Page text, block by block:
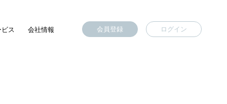
ス 会社情報 会員登録 ログイン